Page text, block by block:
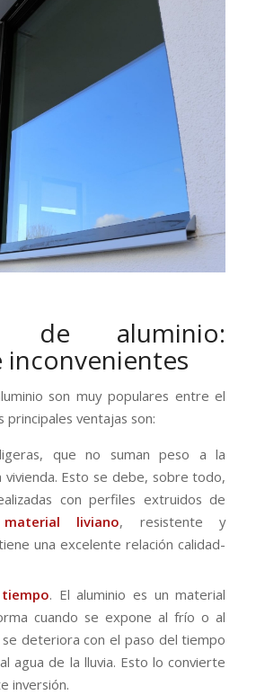
de aluminio:
inconvenientes
son muy populares entre el
principales ventajas son:
que no suman peso a la
Esto se debe, sobre todo,
con perfiles extruidos de
material liviano, resistente y
una excelente relación calidad-
. El aluminio es un material
cuando se expone al frío o al
deteriora con el paso del tiempo
agua de la lluvia. Esto lo convierte
inversión.